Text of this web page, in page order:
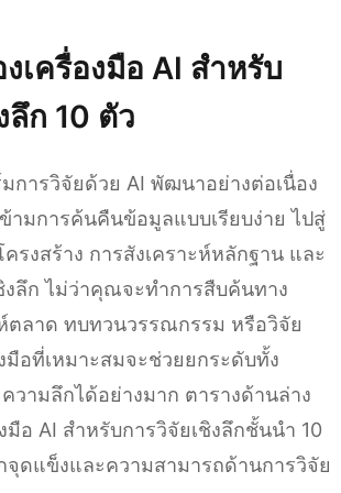
เครื่องมือ AI สำหรับ
ลึก 10 ตัว
ารวิจัยด้วย AI พัฒนาอย่างต่อเนื่อง
ามการค้นคืนข้อมูลแบบเรียบง่าย ไปสู่
รงสร้าง การสังเคราะห์หลักฐาน และ
งลึก ไม่ว่าคุณจะทำการสืบค้นทาง
ตลาด ทบทวนวรรณกรรม หรือวิจัย
มือที่เหมาะสมจะช่วยยกระดับทั้ง
วามลึกได้อย่างมาก ตารางด้านล่าง
มือ AI สำหรับการวิจัยเชิงลึกชั้นนำ 10
จุดแข็งและความสามารถด้านการวิจัย